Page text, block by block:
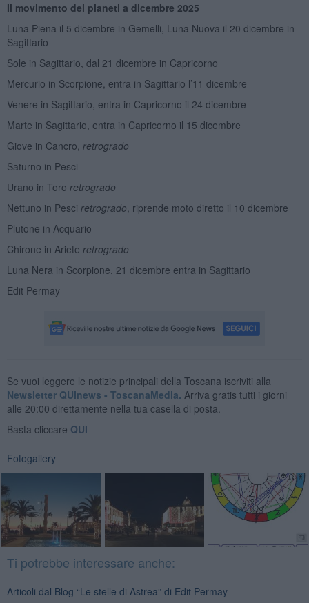
Il movimento dei pianeti a dicembre 2025
Luna Piena il 5 dicembre in Gemelli, Luna Nuova il 20 dicembre in
Sagittario
Sole in Sagittario, dal 21 dicembre in Capricorno
Mercurio in Scorpione, entra in Sagittario l’11 dicembre
Venere in Sagittario, entra in Capricorno il 24 dicembre
Marte in Sagittario, entra in Capricorno il 15 dicembre
Giove in Cancro, retrogrado
Saturno in Pesci
Urano in Toro retrogrado
Nettuno in Pesci retrogrado, riprende moto diretto il 10 dicembre
Plutone in Acquario
Chirone in Ariete retrogrado
Luna Nera in Scorpione, 21 dicembre entra in Sagittario
Edit Permay
Se vuoi leggere le notizie principali della Toscana iscriviti alla
Newsletter QUInews - ToscanaMedia. Arriva gratis tutti i giorni
alle 20:00 direttamente nella tua casella di posta.
Basta cliccare QUI
Fotogallery
Ti potrebbe interessare anche:
Articoli dal Blog “Le stelle di Astrea” di Edit Permay